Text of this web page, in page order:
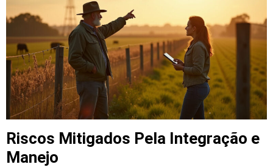
Riscos Mitigados Pela Integração e
Manejo